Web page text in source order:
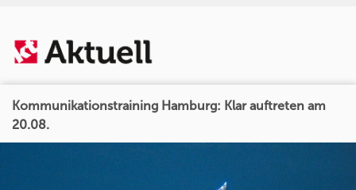
Kommunikationstraining Hamburg: Klar auftreten am
20.08.